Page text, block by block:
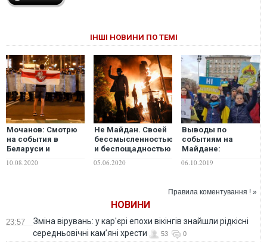
ІНШІ НОВИНИ ПО ТЕМІ
Мочанов: Смотрю
на события в
Беларуси и
Майдан. Не
10.08.2020
Не Майдан. Своей
бессмысленностью
и беспощадностью
очень напоминают
05.06.2020
Выводы по
событиям на
Майдане:
предупредительный
выстрел удался и
06.10.2019
Правила коментування ! »
НОВИНИ
23:57
Зміна вірувань: у кар'єрі епохи вікінгів знайшли рідкісні
середньовічні кам’яні хрести
53 0